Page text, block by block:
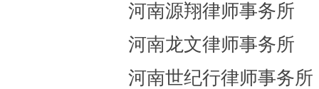
河南源翔律师事务所
河南龙文律师事务所
河南世纪行律师事务所